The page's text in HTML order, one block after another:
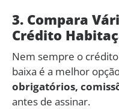
3. Compara
Crédito
Nem sempre o
baixa é a melhor
obrigatórios,
antes de assinar.